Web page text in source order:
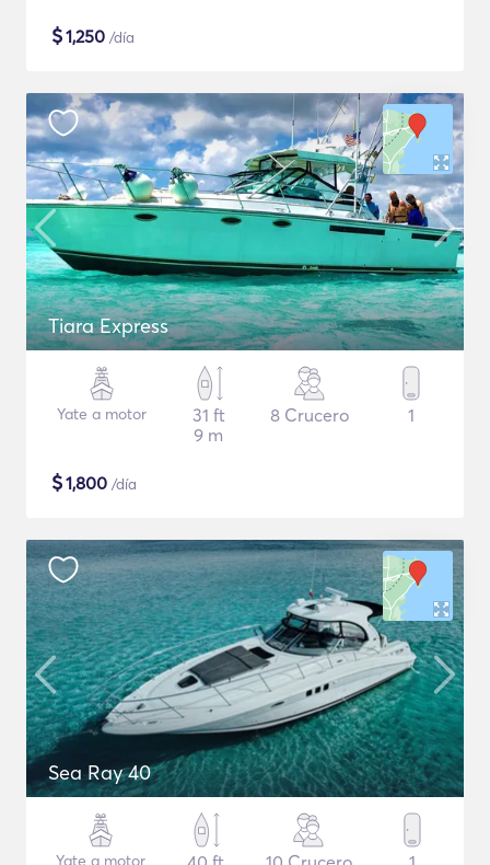
$1,250 /día
Tiara Express
Yate a motor
31 ft
9 m
8 Crucero 1
$1,800 /día
Sea Ray 40
Yate a motor